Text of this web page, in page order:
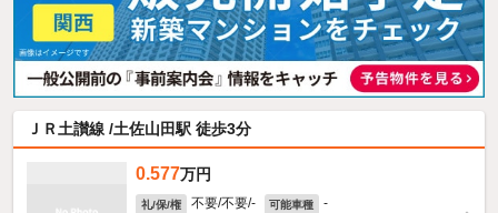
ＪＲ土讃線 /土佐山田駅 徒歩3分
0.577万円
礼/保/権 不要/不要/- 可能車種 -